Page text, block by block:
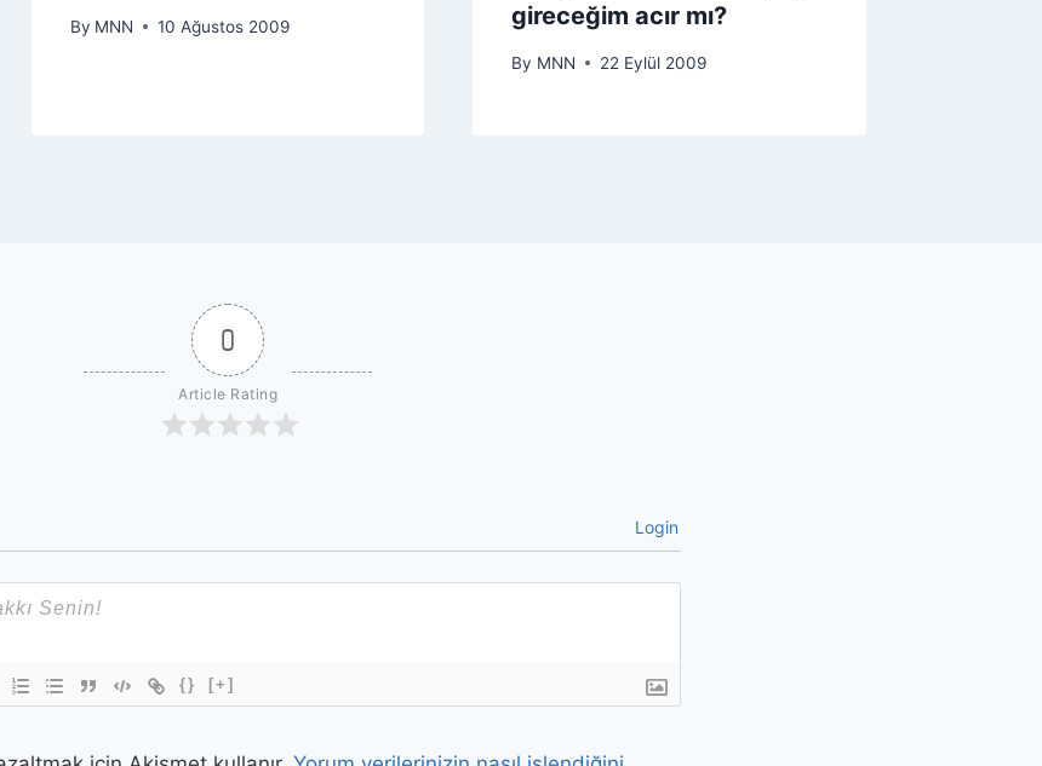
By MNN 10 Ağustos 2009
gireceğim acır mı?
By MNN 22 Eylül 2009
0
Article Rating
Login
{} [+]